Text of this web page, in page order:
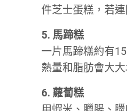
件芝士蛋糕，若
5. 馬蹄糕
一片馬蹄糕約有
熱量和脂肪會大大
6. 蘿蔔糕